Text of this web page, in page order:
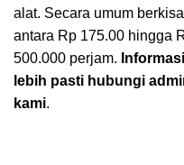
alat. Secara umum
antara Rp 175.00 hingga
500.000 perjam. Informasi
lebih pasti hubungi
kami.